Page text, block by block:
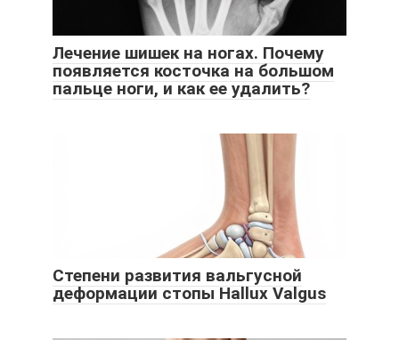
Лечение шишек на ногах. Почему
появляется косточка на большом
пальце ноги, и как ее удалить?
Степени развития вальгусной
деформации стопы Hallux Valgus